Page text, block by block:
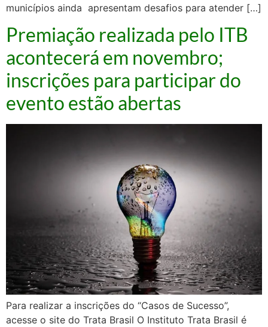
municípios ainda apresentam desafios para atender […]
Premiação realizada pelo ITB
acontecerá em novembro;
inscrições para participar do
evento estão abertas
Para realizar a inscrições do “Casos de Sucesso”,
acesse o site do Trata Brasil O Instituto Trata Brasil é